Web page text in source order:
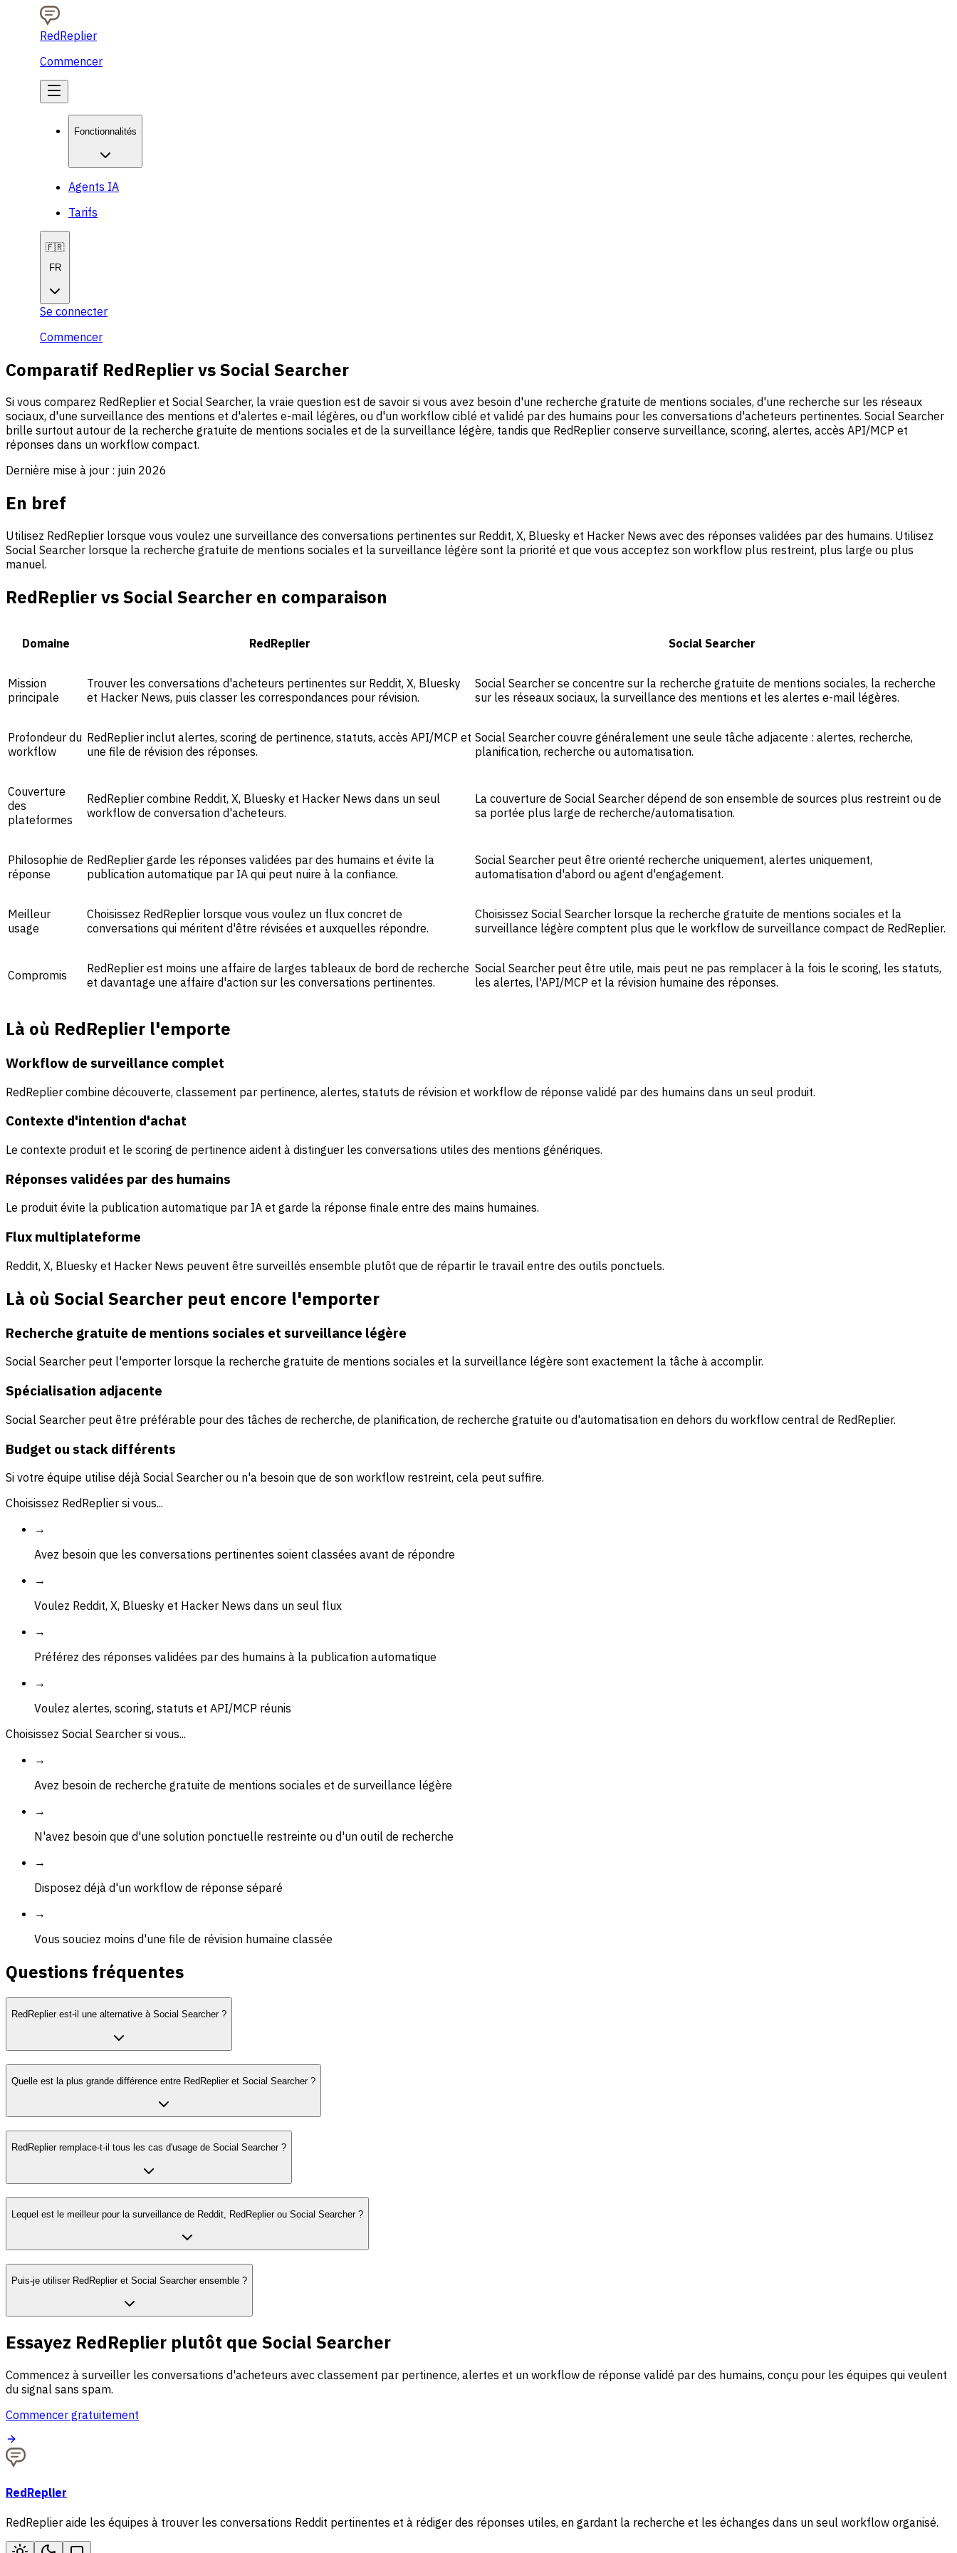
RedReplier
Commencer
Fonctionnalités
Agents IA
Tarifs
🇫🇷
FR
Se connecter
Commencer
Comparatif RedReplier vs Social Searcher
Si vous comparez RedReplier et Social Searcher, la vraie question est de savoir si vous avez besoin d'une recherche gratuite de mentions sociales, d'une recherche sur les réseaux
sociaux, d'une surveillance des mentions et d'alertes e-mail légères, ou d'un workflow ciblé et validé par des humains pour les conversations d'acheteurs pertinentes. Social Searcher
brille surtout autour de la recherche gratuite de mentions sociales et de la surveillance légère, tandis que RedReplier conserve surveillance, scoring, alertes, accès API/MCP et
réponses dans un workflow compact.
Dernière mise à jour : juin 2026
En bref
Utilisez RedReplier lorsque vous voulez une surveillance des conversations pertinentes sur Reddit, X, Bluesky et Hacker News avec des réponses validées par des humains. Utilisez
Social Searcher lorsque la recherche gratuite de mentions sociales et la surveillance légère sont la priorité et que vous acceptez son workflow plus restreint, plus large ou plus
manuel.
RedReplier vs Social Searcher en comparaison
Domaine RedReplier Social Searcher
Mission
principale
Trouver les conversations d'acheteurs pertinentes sur Reddit, X, Bluesky
et Hacker News, puis classer les correspondances pour révision.
Social Searcher se concentre sur la recherche gratuite de mentions sociales, la recherche
sur les réseaux sociaux, la surveillance des mentions et les alertes e-mail légères.
Profondeur du
workflow
RedReplier inclut alertes, scoring de pertinence, statuts, accès API/MCP et
une file de révision des réponses.
Social Searcher couvre généralement une seule tâche adjacente : alertes, recherche,
planification, recherche ou automatisation.
Couverture
des
plateformes
RedReplier combine Reddit, X, Bluesky et Hacker News dans un seul
workflow de conversation d'acheteurs.
La couverture de Social Searcher dépend de son ensemble de sources plus restreint ou de
sa portée plus large de recherche/automatisation.
Philosophie de
réponse
RedReplier garde les réponses validées par des humains et évite la
publication automatique par IA qui peut nuire à la confiance.
Social Searcher peut être orienté recherche uniquement, alertes uniquement,
automatisation d'abord ou agent d'engagement.
Meilleur
usage
Choisissez RedReplier lorsque vous voulez un flux concret de
conversations qui méritent d'être révisées et auxquelles répondre.
Choisissez Social Searcher lorsque la recherche gratuite de mentions sociales et la
surveillance légère comptent plus que le workflow de surveillance compact de RedReplier.
Compromis
RedReplier est moins une affaire de larges tableaux de bord de recherche
et davantage une affaire d'action sur les conversations pertinentes.
Social Searcher peut être utile, mais peut ne pas remplacer à la fois le scoring, les statuts,
les alertes, l'API/MCP et la révision humaine des réponses.
Là où RedReplier l'emporte
Workflow de surveillance complet
RedReplier combine découverte, classement par pertinence, alertes, statuts de révision et workflow de réponse validé par des humains dans un seul produit.
Contexte d'intention d'achat
Le contexte produit et le scoring de pertinence aident à distinguer les conversations utiles des mentions génériques.
Réponses validées par des humains
Le produit évite la publication automatique par IA et garde la réponse finale entre des mains humaines.
Flux multiplateforme
Reddit, X, Bluesky et Hacker News peuvent être surveillés ensemble plutôt que de répartir le travail entre des outils ponctuels.
Là où Social Searcher peut encore l'emporter
Recherche gratuite de mentions sociales et surveillance légère
Social Searcher peut l'emporter lorsque la recherche gratuite de mentions sociales et la surveillance légère sont exactement la tâche à accomplir.
Spécialisation adjacente
Social Searcher peut être préférable pour des tâches de recherche, de planification, de recherche gratuite ou d'automatisation en dehors du workflow central de RedReplier.
Budget ou stack différents
Si votre équipe utilise déjà Social Searcher ou n'a besoin que de son workflow restreint, cela peut suffire.
Choisissez RedReplier si vous...
→
Avez besoin que les conversations pertinentes soient classées avant de répondre
→
Voulez Reddit, X, Bluesky et Hacker News dans un seul flux
→
Préférez des réponses validées par des humains à la publication automatique
→
Voulez alertes, scoring, statuts et API/MCP réunis
Choisissez Social Searcher si vous...
→
Avez besoin de recherche gratuite de mentions sociales et de surveillance légère
→
N'avez besoin que d'une solution ponctuelle restreinte ou d'un outil de recherche
→
Disposez déjà d'un workflow de réponse séparé
→
Vous souciez moins d'une file de révision humaine classée
Questions fréquentes
RedReplier est-il une alternative à Social Searcher ?
Quelle est la plus grande différence entre RedReplier et Social Searcher ?
RedReplier remplace-t-il tous les cas d'usage de Social Searcher ?
Lequel est le meilleur pour la surveillance de Reddit, RedReplier ou Social Searcher ?
Puis-je utiliser RedReplier et Social Searcher ensemble ?
Essayez RedReplier plutôt que Social Searcher
Commencez à surveiller les conversations d'acheteurs avec classement par pertinence, alertes et un workflow de réponse validé par des humains, conçu pour les équipes qui veulent
du signal sans spam.
Commencer gratuitement
RedReplier
RedReplier aide les équipes à trouver les conversations Reddit pertinentes et à rédiger des réponses utiles, en gardant la recherche et les échanges dans un seul workflow organisé.